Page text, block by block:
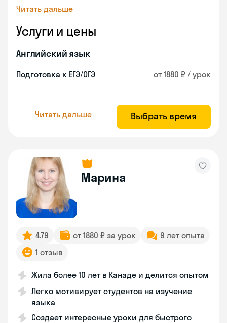
Читать дальше
Услуги и цены
Английский язык
Подготовка к ЕГЭ/ОГЭ от 1880 ₽ / урок
Читать дальше Выбрать время
Марина
4.79 от 1880 ₽ за урок
9 лет опыта
1 отзыв
Жила более 10 лет в Канаде и делится опытом
Легко мотивирует студентов на изучение
языка
Создает интересные уроки для быстрого